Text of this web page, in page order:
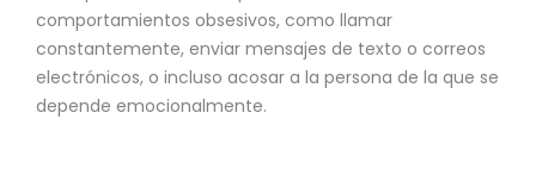
comportamientos obsesivos, como llamar
constantemente, enviar mensajes de texto o correos
electrónicos, o incluso acosar a la persona de la que se
depende emocionalmente.